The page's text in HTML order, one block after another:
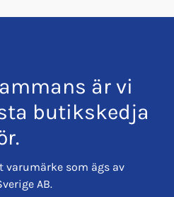
är vi
butikskedja
varumärke som ägs av
AB.